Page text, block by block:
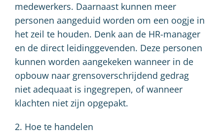
medewerkers. Daarnaast kunnen meer
personen aangeduid worden om een oogje in
het zeil te houden. Denk aan de HR-manager
en de direct leidinggevenden. Deze personen
kunnen worden aangekeken wanneer in de
opbouw naar grensoverschrijdend gedrag
niet adequaat is ingegrepen, of wanneer
klachten niet zijn opgepakt.
2. Hoe te handelen